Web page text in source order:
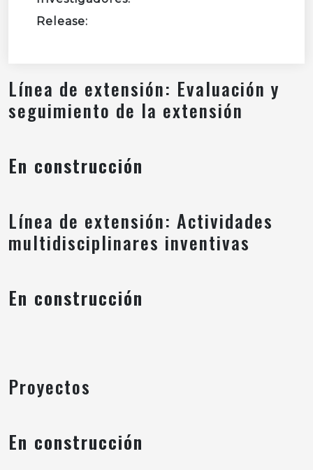
Release:
Línea de extensión: Evaluación y
seguimiento de la extensión
En construcción
Línea de extensión: Actividades
multidisciplinares inventivas
En construcción
Proyectos
En construcción